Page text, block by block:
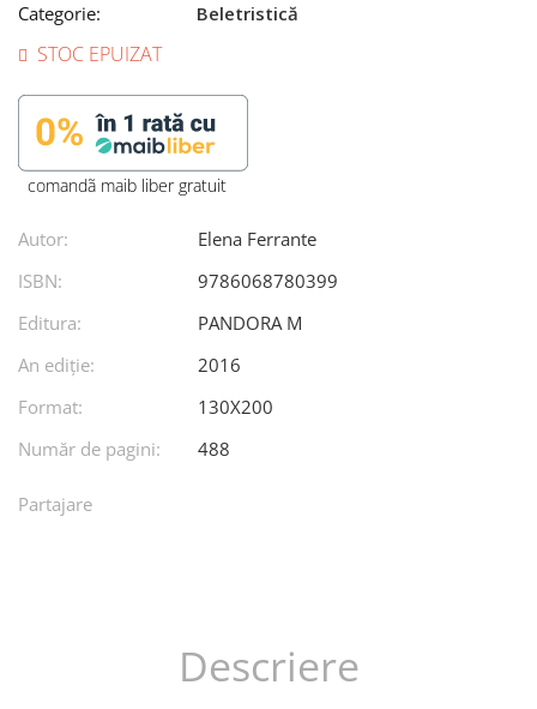
Categorie: Beletristică
STOC EPUIZAT
comandã maib liber gratuit
Autor:
Elena Ferrante
ISBN:
9786068780399
Editura:
PANDORA M
An ediţie:
2016
Format:
130X200
Număr de pagini:
488
Partajare
Descriere